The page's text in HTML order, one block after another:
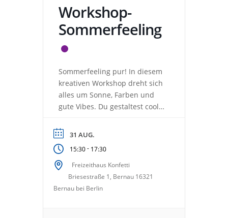
Workshop-
Sommerfeeling
Sommerfeeling pur! In diesem
kreativen Workshop dreht sich
alles um Sonne, Farben und
gute Vibes. Du gestaltest coole
neue Techniken aus und
chillst dabei wie im Urlaub.
Was dich erwartet: 22.06.26
Mocktails mixen &
Cocktailgläser kreativ gestalten
08.06.26 T-Shirts Batiken/ mit
31 AUG.
15:30- 17:30
Freizeithaus Konfetti
Briesestraße 1, Bernau 16321
Bernau bei Berlin